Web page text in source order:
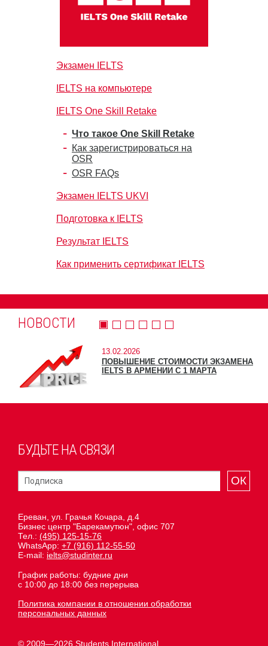
Экзамен IELTS
IELTS на компьютере
IELTS One Skill Retake
Что такое One Skill Retake
Как зарегистрироваться на
OSR
OSR FAQs
Экзамен IELTS UKVI
Подготовка к IELTS
Результат IELTS
Как применить сертификат IELTS
НОВОСТИ
13.02.2026
ПОВЫШЕНИЕ СТОИМОСТИ ЭКЗАМЕНА
IELTS В АРМЕНИИ С 1 МАРТА
БУДЬТЕ НА СВЯЗИ
ОК
Ереван, ул. Грачья Кочара, д.4
Бизнес центр "Барекамутюн", офис 707
Тел.: (495) 125-15-76
WhatsApp: +7 (916) 112-55-50
E-mail: ielts@studinter.ru
График работы: будние дни
с 10:00 до 18:00 без перерыва
Политика компании в отношении обработки
персональных данных
© 2009—2026 Students International.